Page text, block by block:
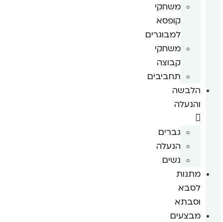
משחקי
קופסא
למבוגרים
משחקי
קבוצה
תחביבים
הלבשה
והנעלה
גברים
הנעלה
נשים
מתנות
לסבא
וסבתא
מבצעים